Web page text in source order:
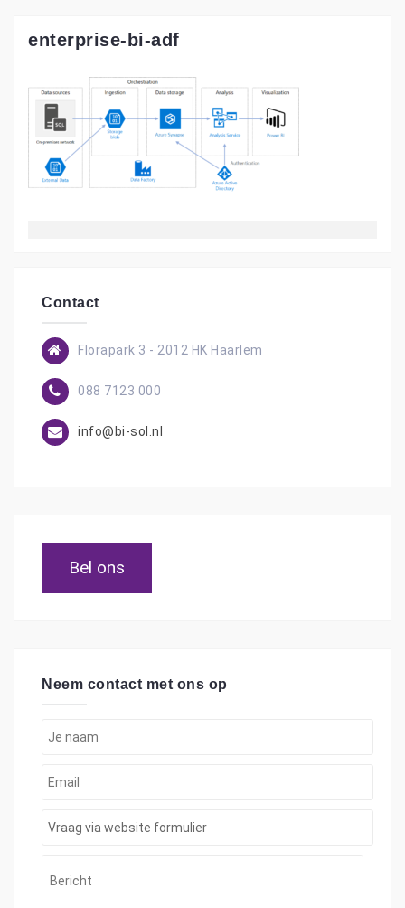
enterprise-bi-adf
Contact
Florapark 3 - 2012 HK Haarlem
088 7123 000
info@bi-sol.nl
Bel ons
Neem contact met ons op